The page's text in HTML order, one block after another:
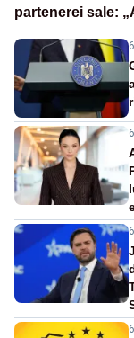
partenerei sale: